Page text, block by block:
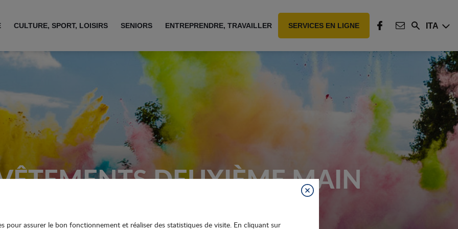
Fermer
pour assurer le bon fonctionnement et réaliser des statistiques de visite. En cliquant sur
CULTURE, SPORT, LOISIRS SENIORS ENTREPRENDRE, TRAVAILLER SERVICES EN LIGNE
FACEBOOK
CONTACT
Rechercher
ITA
DEUXIÈME MAIN